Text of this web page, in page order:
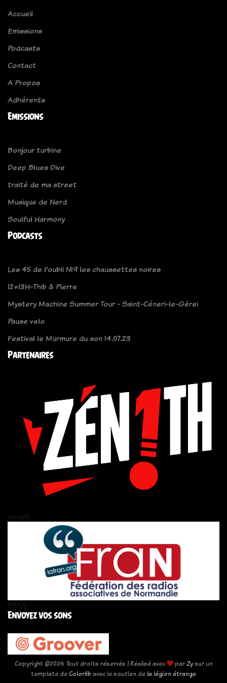
Accueil
Emissions
Podcasts
Contact
A Propos
Adhérents
Emissions
Bonjour turbine
Deep Blues Dive
traité de ma street
Musique de Nerd
Soulful Harmony
Podcasts
Les 45 de l'oubli N19 les chaussettes noires
12+13H-Thib & Pierre
Mystery Machine Summer Tour - Saint-Céneri-le-Gérei
Pause velo
Festival le Murmure du son 14.07.23
Partenaires
Envoyez vos sons
Copyright ©2026 Tout droits réservés | Réalisé avec parZysur un
template deColorlibavec le soutien de la légion étrange